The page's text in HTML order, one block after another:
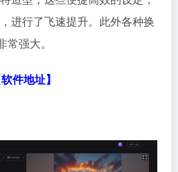
进行了飞速提升。此外各种换
强大。
软件地址】